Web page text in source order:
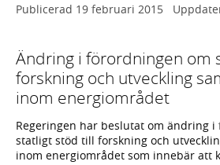
Publicerad 19 februari 2015
Ändring i förordningen om
forskning och utveckling
inom energiområdet
Regeringen har beslutat om ändring
statligt stöd till forskning och
inom energiområdet som innebär att